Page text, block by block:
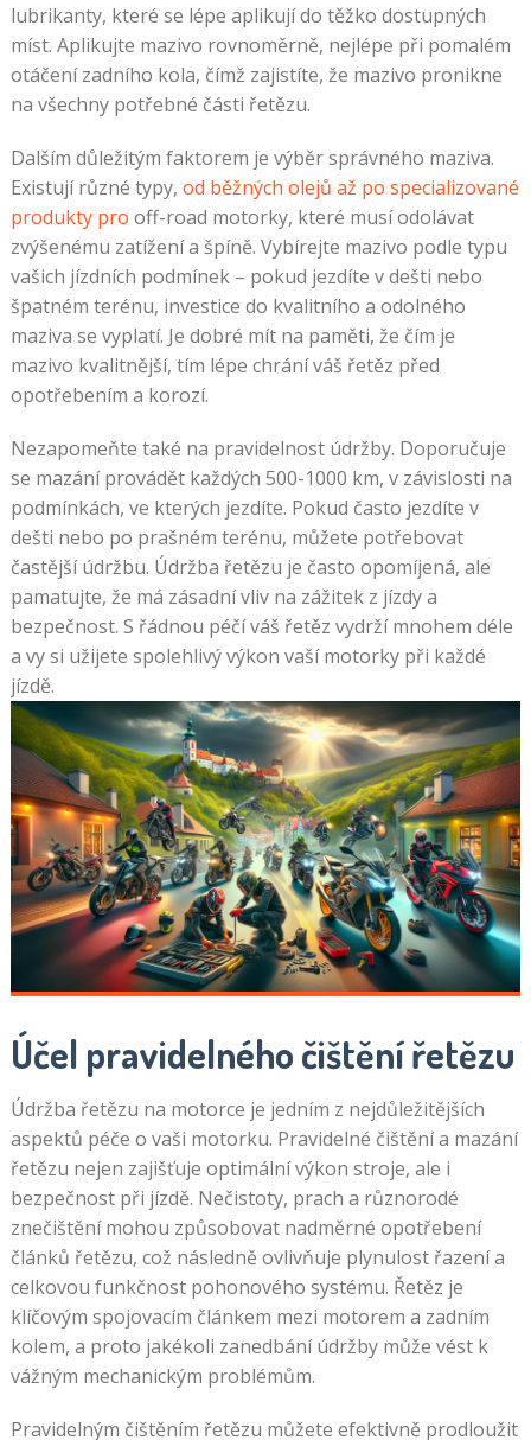
lubrikanty, které se lépe aplikují do těžko dostupných
míst. Aplikujte mazivo rovnoměrně, nejlépe při pomalém
otáčení zadního kola, čímž zajistíte, že mazivo pronikne
na všechny potřebné části řetězu.
Dalším důležitým faktorem je výběr správného maziva.
Existují různé typy, od běžných olejů až po specializované
produkty pro off-road motorky, které musí odolávat
zvýšenému zatížení a špíně. Vybírejte mazivo podle typu
vašich jízdních podmínek – pokud jezdíte v dešti nebo
špatném terénu, investice do kvalitního a odolného
maziva se vyplatí. Je dobré mít na paměti, že čím je
mazivo kvalitnější, tím lépe chrání váš řetěz před
opotřebením a korozí.
Nezapomeňte také na pravidelnost údržby. Doporučuje
se mazání provádět každých 500-1000 km, v závislosti na
podmínkách, ve kterých jezdíte. Pokud často jezdíte v
dešti nebo po prašném terénu, můžete potřebovat
častější údržbu. Údržba řetězu je často opomíjená, ale
pamatujte, že má zásadní vliv na zážitek z jízdy a
bezpečnost. S řádnou péčí váš řetěz vydrží mnohem déle
a vy si užijete spolehlivý výkon vaší motorky při každé
jízdě.
Účel pravidelného čištění řetězu
Údržba řetězu na motorce je jedním z nejdůležitějších
aspektů péče o vaši motorku. Pravidelné čištění a mazání
řetězu nejen zajišťuje optimální výkon stroje, ale i
bezpečnost při jízdě. Nečistoty, prach a různorodé
znečištění mohou způsobovat nadměrné opotřebení
článků řetězu, což následně ovlivňuje plynulost řazení a
celkovou funkčnost pohonového systému. Řetěz je
klíčovým spojovacím článkem mezi motorem a zadním
kolem, a proto jakékoli zanedbání údržby může vést k
vážným mechanickým problémům.
Pravidelným čištěním řetězu můžete efektivně prodloužit